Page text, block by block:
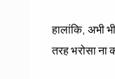
हालांकि, अभी
तरह भरोसा ना